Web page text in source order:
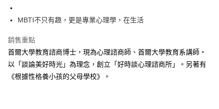
MBTI不只有趣，更是專業心理學，在生活
銷售重點
首爾大學教育諮商博士，現為心理諮商師、首爾大學教育系講師。
以「談論美好時光」為理念，創立「好時談心理諮商所」。另著有
《根據性格養小孩的父母學校》。